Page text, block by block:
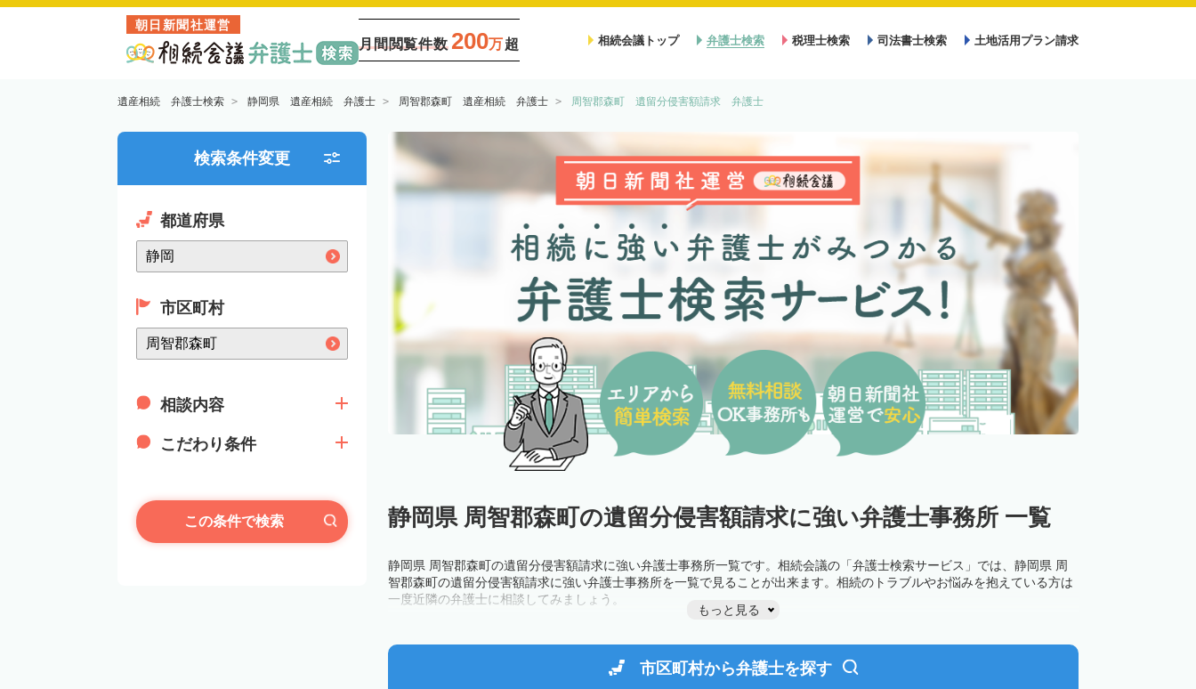
朝日新聞社運営
月間閲覧件数 200万超 相続会議トップ 弁護士検索 税理士検索 司法書士検索 土地活用プラン請求
遺産相続 弁護士検索 静岡県 遺産相続 弁護士 周智郡森町 遺産相続 弁護士 周智郡森町 遺留分侵害額請求 弁護士
検索条件変更
都道府県
市区町村
相談内容
こだわり条件
この条件で検索 静岡県 周智郡森町の遺留分侵害額請求に強い弁護士事務所 一覧
静岡県 周智郡森町の遺留分侵害額請求に強い弁護士事務所一覧です。相続会議の「弁護士検索サービス」では、静岡県 周
智郡森町の遺留分侵害額請求に強い弁護士事務所を一覧で見ることが出来ます。相続のトラブルやお悩みを抱えている方は
一度近隣の弁護士に相談してみましょう。
もっと見る
市区町村から弁護士を探す